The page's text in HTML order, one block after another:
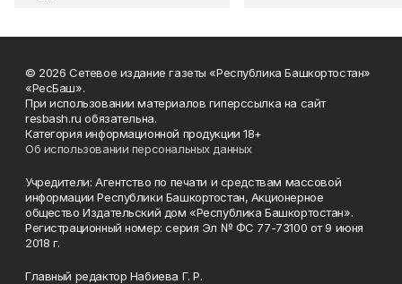
© 2026 Сетевое издание газеты «Республика Башкортостан»
«РесБаш».
При использовании материалов гиперссылка на сайт
resbash.ru обязательна.
Категория информационной продукции 18+
Об использовании персональных данных
Учредители: Агентство по печати и средствам массовой
информации Республики Башкортостан, Акционерное
общество Издательский дом «Республика Башкортостан».
Регистрационный номер: серия Эл № ФС 77-73100 от 9 июня
2018 г.
Главный редактор Набиева Г. Р.